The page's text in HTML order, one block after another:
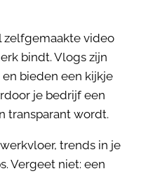
zelfgemaakte video
bindt. Vlogs zijn
bieden een kijkje
je bedrijf een
transparant wordt.
trends in je
Vergeet niet: een